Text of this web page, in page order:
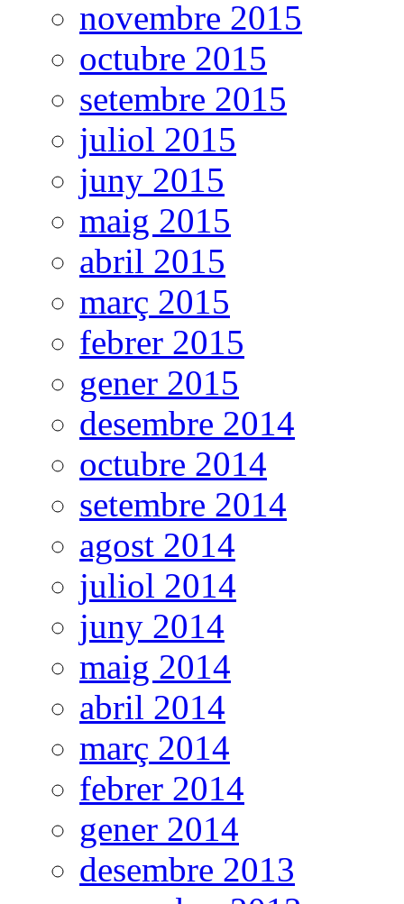
novembre 2015
octubre 2015
setembre 2015
juliol 2015
juny 2015
maig 2015
abril 2015
març 2015
febrer 2015
gener 2015
desembre 2014
octubre 2014
setembre 2014
agost 2014
juliol 2014
juny 2014
maig 2014
abril 2014
març 2014
febrer 2014
gener 2014
desembre 2013